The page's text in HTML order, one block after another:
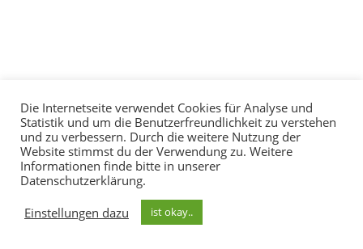
Die Internetseite verwendet Cookies für Analyse und
Statistik und um die Benutzerfreundlichkeit zu verstehen
und zu verbessern. Durch die weitere Nutzung der
Website stimmst du der Verwendung zu. Weitere
Informationen finde bitte in unserer
Datenschutzerklärung.
Einstellungen dazu
ist okay..